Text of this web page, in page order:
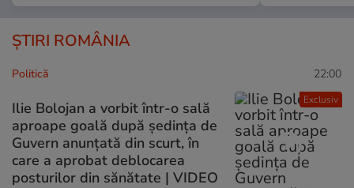
ȘTIRI ROMÂNIA
Exclusiv
Politică 22:00
Ilie Bolojan a vorbit într-o sală
aproape goală după ședința de
Guvern anunțată din scurt, în
care a aprobat deblocarea
posturilor din sănătate | VIDEO